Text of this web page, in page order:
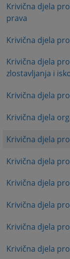
Krivična djela
prava
Krivična djela
Krivična djela
zlostavljanja i
Krivična djela
Krivična djela
Krivična djela
Krivična djela
Krivična djela
Krivična djela
Krivična djela
Krivična djela